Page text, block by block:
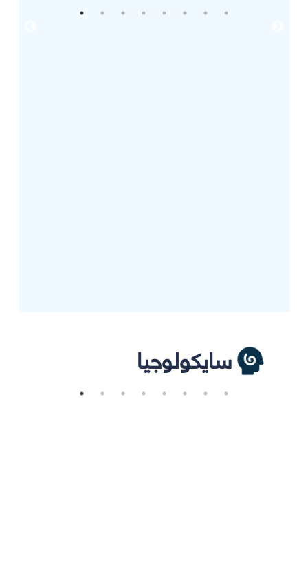
سايكولوجيا